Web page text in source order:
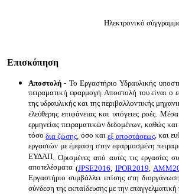
Ηλεκτρονικό
Επισκόπηση
Αποστολή - Το Εργαστήριο Υδραυλικής
πειραματική εφαρμογή. Αποστολή του είναι ο
της υδραυλικής και της περιβαλλοντικής
ελεύθερης επιφάνειας και υπόγειες ροές.
ερμηνείας πειραματικών δεδομένων, καθώς
τόσοδια ζώσης, όσο και εξ αποστάσεως, και
εργασιών με έμφαση στην εφαρμοσμένη
ΕΥΔΑΠ. Ορισμένες από αυτές τις εργασίες
αποτελέσματα (JPSE2016, IPOR2019,
Εργαστήριο συμβάλλει επίσης στη διοργάνωση
σύνδεση της εκπαίδευσης με την